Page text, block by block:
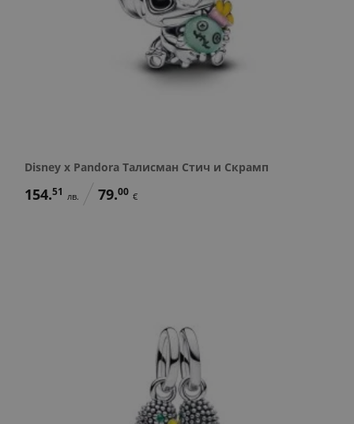
Disney x Pandora Талисман Стич и Скрамп
154.51 лв. 79.00 €